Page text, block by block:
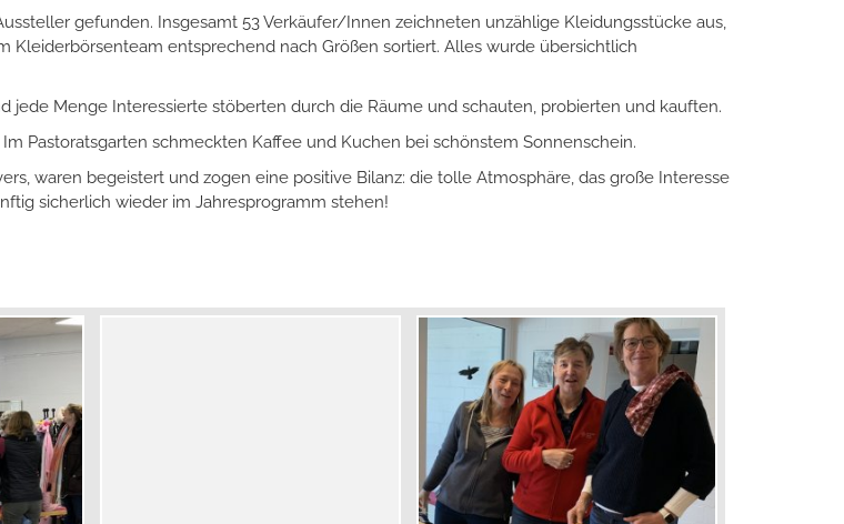
gefunden. Insgesamt 53 Verkäufer/Innen zeichneten unzählige Kleidungsstücke aus,
entsprechend nach Größen sortiert. Alles wurde übersichtlich
jede Menge Interessierte stöberten durch die Räume und schauten, probierten und kauften.
Pastoratsgarten schmeckten Kaffee und Kuchen bei schönstem Sonnenschein.
waren begeistert und zogen eine positive Bilanz: die tolle Atmosphäre, das große Interesse
sicherlich wieder im Jahresprogramm stehen!